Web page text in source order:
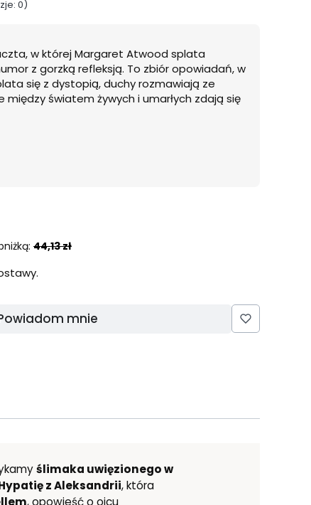
0)
w której Margaret Atwood splata
z gorzką refleksją. To zbiór opowiadań, w
się z dystopią, duchy rozmawiają ze
między światem żywych i umarłych zdają się
44,13 zł
mnie
ślimaka uwięzionego w
z Aleksandrii, która
, opowieść o ojcu